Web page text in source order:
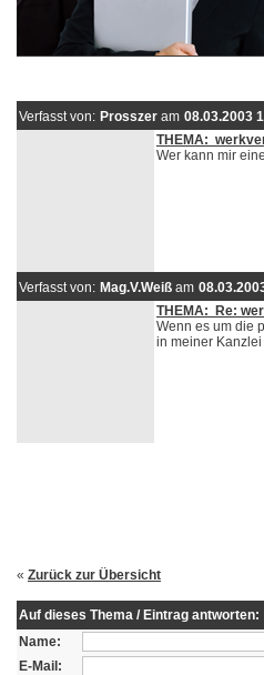
Verfasst von: Prosszer am 08.03.2003
THEMA:
Wer kann mir
Verfasst von: Mag.V.Weiß am
THEMA: Re:
Wenn es um die
in meiner
« Zurück zur Übersicht
Auf dieses Thema / Eintrag antworten:
Name:
E-Mail: